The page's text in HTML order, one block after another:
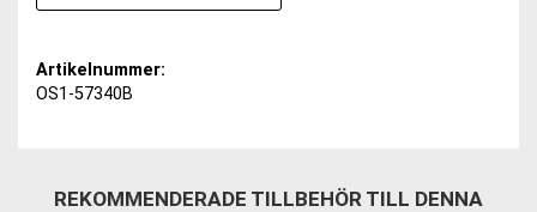
Artikelnummer:
OS1-57340B
REKOMMENDERADE TILLBEHÖR TILL DENNA